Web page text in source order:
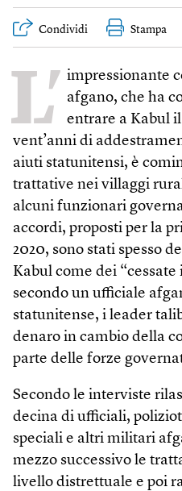
Condividi Stampa
L’ impressionante
afgano, che ha
entrare a Kabul
vent’anni di
aiuti statunitensi, è
trattative nei villaggi
alcuni funzionari
accordi, proposti per la
2020, sono stati spesso
Kabul come dei
secondo un ufficiale
statunitense, i leader
denaro in cambio della
parte delle forze
Secondo le interviste
decina di ufficiali,
speciali e altri militari
mezzo successivo le
livello distrettuale e poi